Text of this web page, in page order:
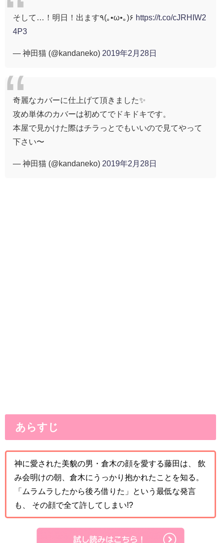
そして…！明日！出ます٩(｡•ω•｡)۶ https://t.co/cJRHIW2
4P3
— 神田猫 (@kandaneko) 2019年2月28日
奇麗なカバーに仕上げて頂きました✨️
攻め単体のカバーは初めてでドキドキです。
本屋で見かけた際はチラっとでもいいので見てやって
下さい〜
— 神田猫 (@kandaneko) 2019年2月28日
あらすじ
神に愛された美貌の男・倉木の顔を愛する藤田は、 飲
み会明けの朝、倉木にうっかり抱かれたことを知る。
「ムラムラしたから後ろ借りた」という最低な発言
も、 その顔で全て許してしまい!?